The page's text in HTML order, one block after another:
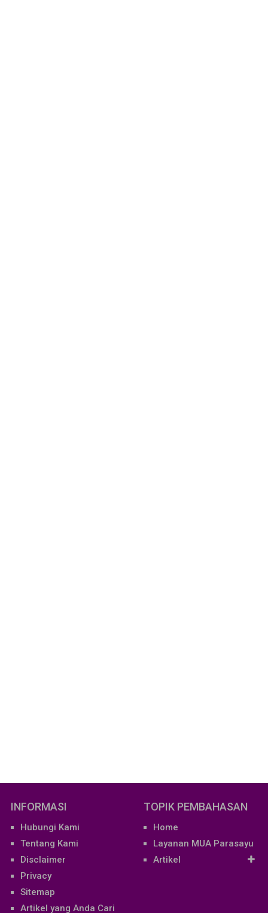
INFORMASI
Hubungi Kami
Tentang Kami
Disclaimer
Privacy
Sitemap
Artikel yang Anda Cari
TOPIK PEMBAHASAN
Home
Layanan MUA Parasayu
Artikel